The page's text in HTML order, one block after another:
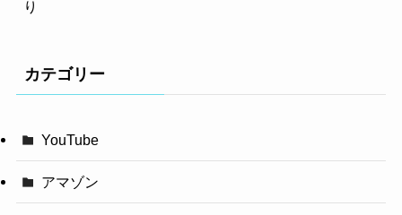
り
カテゴリー
YouTube
アマゾン